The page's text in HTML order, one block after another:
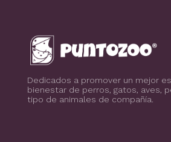
PuntoZoo
Dedicados a promover un mejor
bienestar de perros, gatos, aves,
tipo de animales de compañía.